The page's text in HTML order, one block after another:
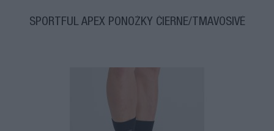
SPORTFUL APEX PONOŽKY ČIERNE/TMAVOSIVÉ